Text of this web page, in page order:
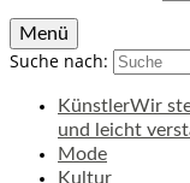
Menü
Suche nach:
KünstlerWir
und leicht
Mode
Kultur